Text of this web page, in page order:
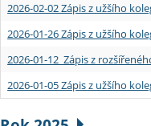
2026-02-02 Zápis z užšího
2026-01-26 Zápis z užšího
2026-01-12 Zápis z
2026-01-05 Zápis z užšího